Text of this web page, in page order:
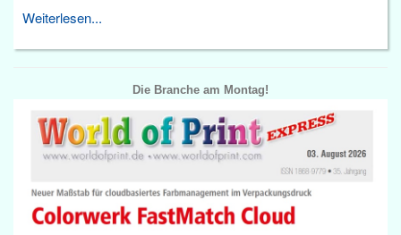
Weiterlesen...
Die Branche am Montag!